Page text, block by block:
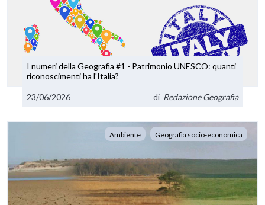
I numeri della Geografia #1 - Patrimonio UNESCO: quanti
riconoscimenti ha l'Italia?
23/06/2026 di Redazione Geografia
Ambiente Geografia socio-economica